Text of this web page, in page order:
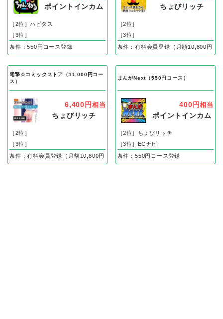
ポイントインカム
［2位］ハピタス
［3位］
条件：550円コース登録
ちょびリッチ
［2位］
［3位］
条件：有料会員登録（月額10,800円）
電撃☆コミックストア（11,000円コー
ス）
6,400円 相当
ちょびリッチ
［2位］
［3位］
条件：有料会員登録（月額10,800円）
まんがNext（550円コース）
400円相当
ポイントインカム
［2位］ちょびリッチ
［3位］ECナビ
条件：550円コース登録